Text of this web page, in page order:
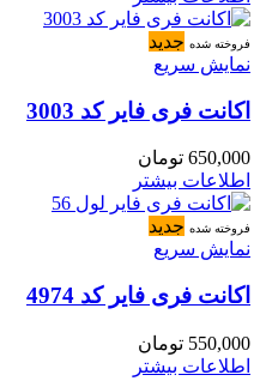
فروخته شده جدید
نمایش سریع
اکانت فری فایر کد 3003
650,000 تومان
اطلاعات بیشتر
فروخته شده جدید
نمایش سریع
اکانت فری فایر کد 4974
550,000 تومان
اطلاعات بیشتر